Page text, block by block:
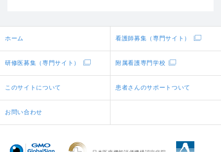
ホーム 看護師募集（専門サイト）
研修医募集（専門サイト） 附属看護専門学校
このサイトについて 患者さんのサポートついて
お問い合わせ